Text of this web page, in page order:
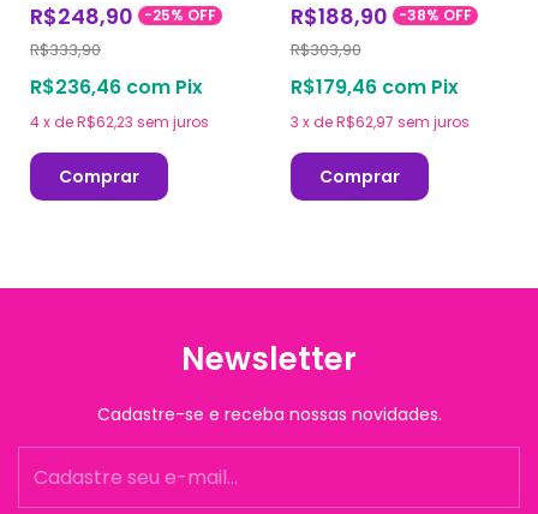
R$248,90 -25% OFF
R$333,90
R$236,46 com Pix
4xdeR$62,23 sem juros
Comprar
R$188,90 -38% OFF
R$303,90
R$179,46 com Pix
3 xdeR$62,97 sem juros
Comprar
Newsletter
Cadastre-se e receba nossas novidades.